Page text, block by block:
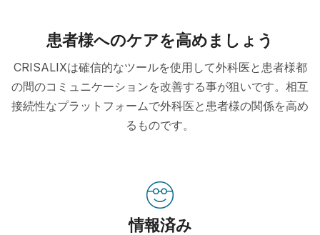
患者様へのケアを高めましょう
CRISALIXは確信的なツールを使用して外科医と患者様都
の間のコミュニケーションを改善する事が狙いです。相互
接続性なプラットフォームで外科医と患者様の関係を高め
るものです。
情報済み